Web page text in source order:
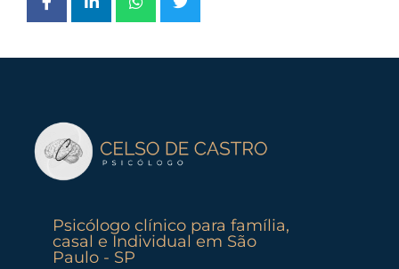
Psicólogo clínico para família,
casal e Individual em São
Paulo - SP